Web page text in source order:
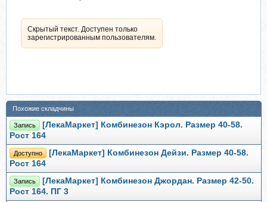
Скрытый текст. Доступен только
зарегистрированным пользователям.
Похожие складчины
Запись
[ЛекаМаркет] Комбинезон Кэрол. Размер 40-58.
Рост 164
Доступно
[ЛекаМаркет] Комбинезон Дейзи. Размер 40-58.
Рост 164
Запись
[ЛекаМаркет] Комбинезон Джордан. Размер 42-50.
Рост 164. ПГ 3